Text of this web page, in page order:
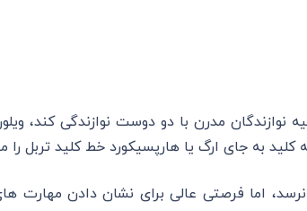
نوازندگان مدرن با دو دوست نوازندگی کند،
به جای ارگ یا هارپسیکورد خط کلید تربل را
اما فرصتی عالی برای نشان دادن مهارت